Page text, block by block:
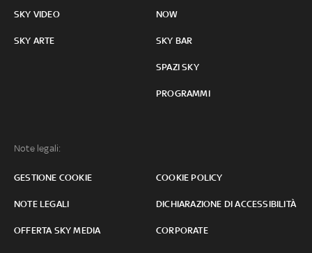
SKY VIDEO
SKY ARTE
NOW
SKY BAR
SPAZI SKY
PROGRAMMI
Note legali:
GESTIONE COOKIE COOKIE POLICY
NOTE LEGALI DICHIARAZIONE DI ACCESSIBILITÀ
OFFERTA SKY MEDIA CORPORATE